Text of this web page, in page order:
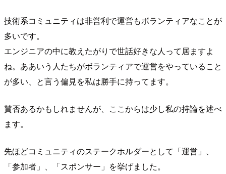
技術系コミュニティは非営利で運営もボランティアなことが
多いです。
エンジニアの中に教えたがりで世話好きな人って居ますよ
ね。ああいう人たちがボランティアで運営をやっていること
が多い、と言う偏見を私は勝手に持ってます。
賛否あるかもしれませんが、ここからは少し私の持論を述べ
ます。
先ほどコミュニティのステークホルダーとして「運営」、
「参加者」、「スポンサー」を挙げました。